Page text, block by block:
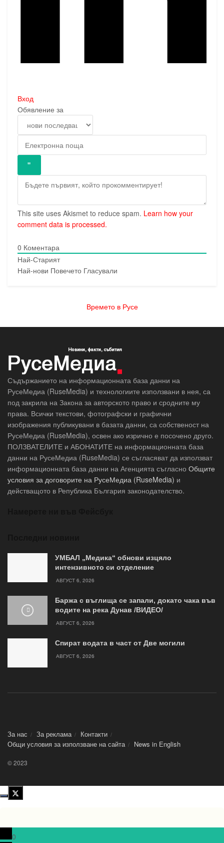
Вход
Обявление за
This site uses Akismet to reduce spam. Learn how your
comment data is processed.
0 Коментара
Най-Старият
Най-нови Повечето Гласували
Времето в Русе
Съдържанието на информационната база данни на
РусеМедиа (RuseMedia) и технологиите използвани в нея, са
под закрила на Закона за авторското право и сродните му
права. Всички текстови, фотографски и графични
изображения публикувани в базата данни, са собственост на
РусеМедиа (RuseMedia), освен ако изрично е посочено друго.
ПОЛЗВАТЕЛИТЕ и АБОНАТИТЕ на информационната база
данни на РусеМедиа (RuseMedia) се съгласяват да използват
информационната база данни на Агенцията съгласно Общите
условия за договорите на РусеМедиа (RuseMedia) и
действащото в Република България законодателство.
УМБАЛ „Медика“ обнови изцяло
интензивното си отделение
АВГУСТ 6, 2026
Баржа с въглища се запали, докато чака във
водите на река Дунав /ВИДЕО/
АВГУСТ 6, 2026
Спират водата в част от Две могили
АВГУСТ 6, 2026
За нас За реклама
Контакти
Общи условия за използване на сайта
News in Еnglish
© 2023
0